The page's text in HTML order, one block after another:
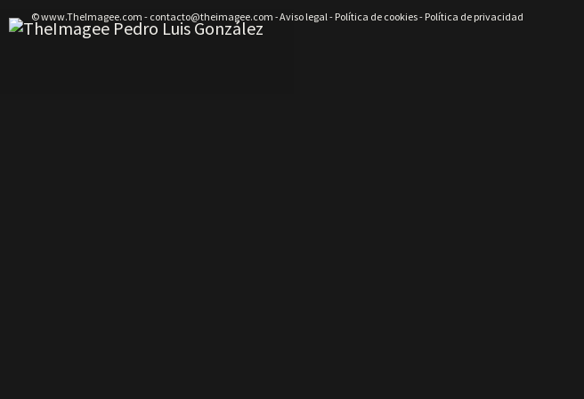
© www.TheImagee.com - contacto@theimagee.com -Aviso legal- Política de cookies- Política de privacidad